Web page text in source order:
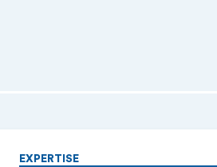
EXPERTISE